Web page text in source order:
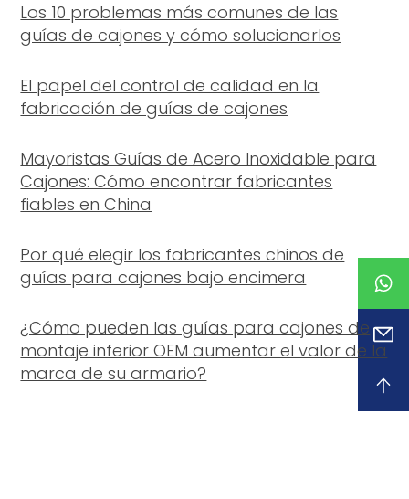
Los 10 problemas más comunes de las
guías de cajones y cómo solucionarlos
El papel del control de calidad en la
fabricación de guías de cajones
Mayoristas Guías de Acero Inoxidable para
Cajones: Cómo encontrar fabricantes
fiables en China
Por qué elegir los fabricantes chinos de
guías para cajones bajo encimera
¿Cómo pueden las guías para cajones de
montaje inferior OEM aumentar el valor de la
marca de su armario?